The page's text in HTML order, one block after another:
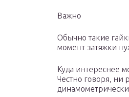
Важно
Обычно такие
момент затяжки
Куда интереснее
Честно говоря, ни